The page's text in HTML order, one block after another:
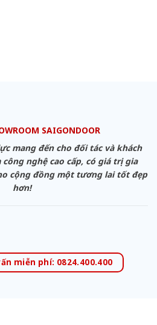
SAIGONDOOR
mang đến cho đối tác và khách
nghệ cao cấp, có giá trị gia
cộng đồng một tương lai tốt đẹp
hơn!
miễn phí: 0824.400.400